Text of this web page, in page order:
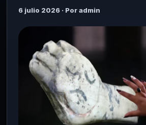
6 julio 2026 · Por admin